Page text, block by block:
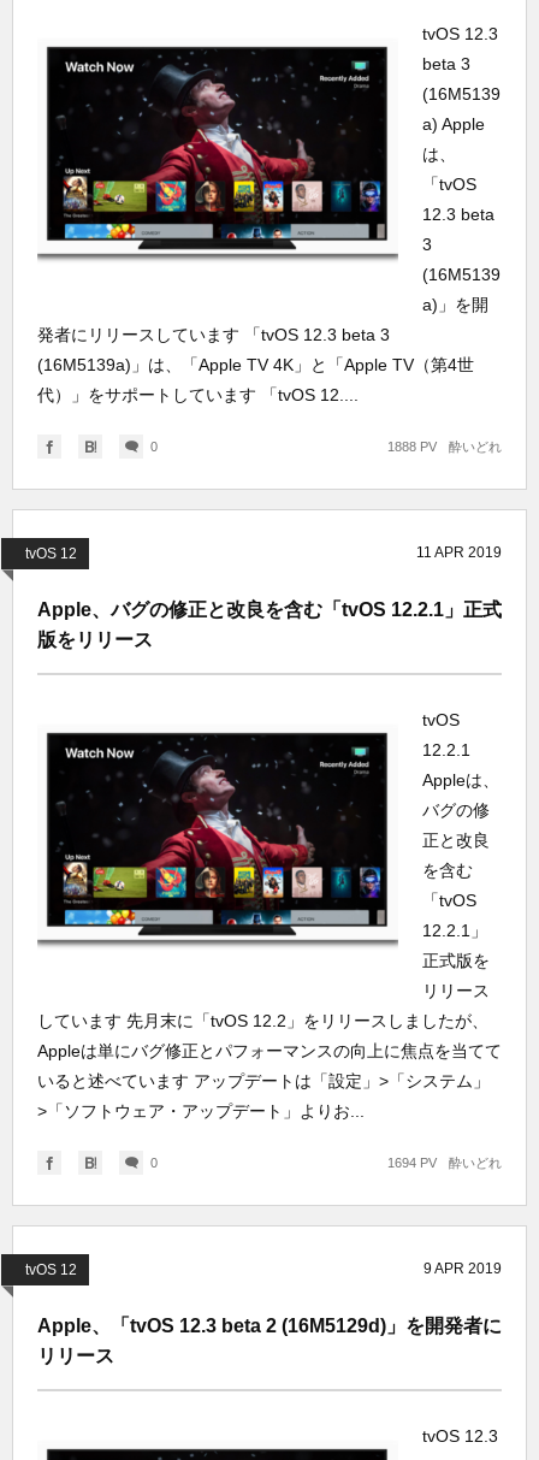
tvOS 12.3
beta 3
(16M5139
a) Apple
は、
「tvOS
12.3 beta
3
(16M5139
a)」を開
発者にリリースしています 「tvOS 12.3 beta 3
(16M5139a)」は、「Apple TV 4K」と「Apple TV（第4世
代）」をサポートしています 「tvOS 12....
0 酔いどれ
1888 PV
tvOS 12 11 APR 2019
Apple、バグの修正と改良を含む「tvOS 12.2.1」正式
版をリリース
tvOS
12.2.1
Appleは、
バグの修
正と改良
を含む
「tvOS
12.2.1」
正式版を
リリース
しています 先月末に「tvOS 12.2」をリリースしましたが、
Appleは単にバグ修正とパフォーマンスの向上に焦点を当てて
いると述べています アップデートは「設定」>「システム」
>「ソフトウェア・アップデート」よりお...
0 酔いどれ
1694 PV
tvOS 12 9 APR 2019
Apple、「tvOS 12.3 beta 2 (16M5129d)」を開発者に
リリース
tvOS 12.3